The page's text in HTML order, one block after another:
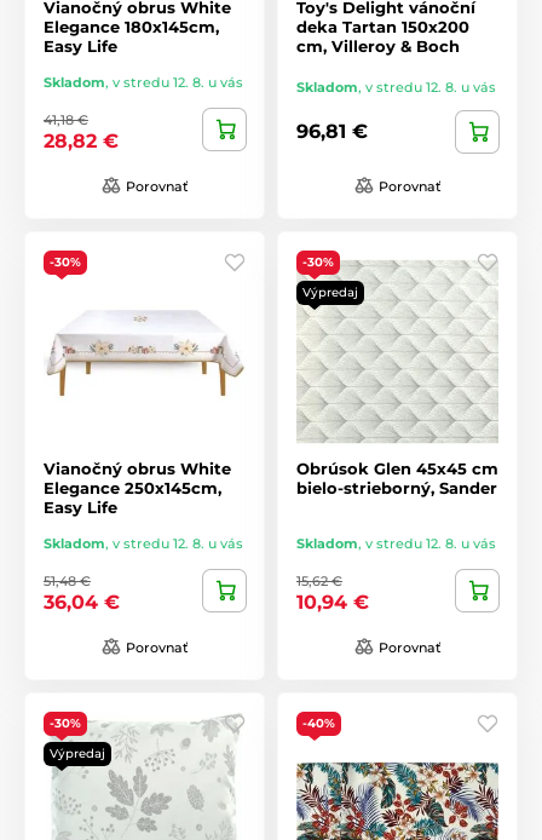
Vianočný obrus White
Elegance 180x145cm,
Easy Life
Skladom, v stredu 12. 8. u vás
41,18 €
28,82 €
Porovnať
Toy's Delight vánoční
deka Tartan 150x200
cm, Villeroy & Boch
Skladom, v stredu 12. 8. u vás
96,81 €
Porovnať
-30%
Vianočný obrus White
Elegance 250x145cm,
Easy Life
Skladom, v stredu 12. 8. u vás
51,48 €
36,04 €
Porovnať
-30%
Výpredaj
Obrúsok Glen 45x45 cm
bielo-strieborný, Sander
Skladom, v stredu 12. 8. u vás
15,62 €
10,94 €
Porovnať
-30%
Výpredaj
-40%